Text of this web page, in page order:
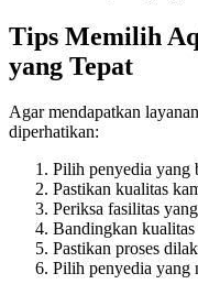
Tips Memilih
yang Tepat
Agar mendapatkan
diperhatikan:
Pilih penyedia yang
Pastikan kualitas
Periksa fasilitas
Bandingkan
Pastikan proses
Pilih penyedia yang